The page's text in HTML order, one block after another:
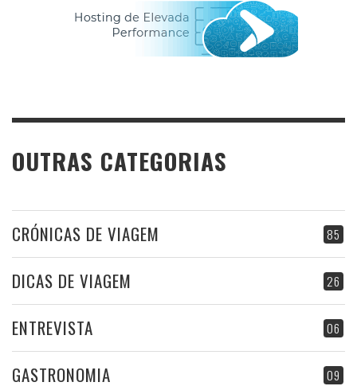
OUTRAS CATEGORIAS
85
CRÓNICAS DE VIAGEM
26
DICAS DE VIAGEM
06
ENTREVISTA
09
GASTRONOMIA